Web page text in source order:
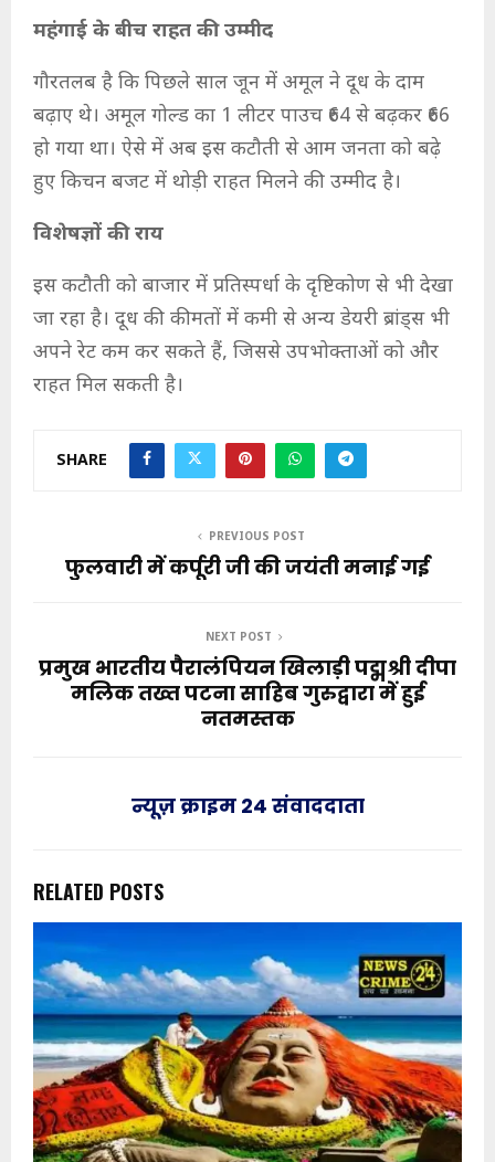
महंगाई के बीच राहत की उम्मीद
गौरतलब है कि पिछले साल जून में अमूल ने दूध के दाम
बढ़ाए थे। अमूल गोल्ड का 1 लीटर पाउच ₹64 से बढ़कर ₹66
हो गया था। ऐसे में अब इस कटौती से आम जनता को बढ़े
हुए किचन बजट में थोड़ी राहत मिलने की उम्मीद है।
विशेषज्ञों की राय
इस कटौती को बाजार में प्रतिस्पर्धा के दृष्टिकोण से भी देखा
जा रहा है। दूध की कीमतों में कमी से अन्य डेयरी ब्रांड्स भी
अपने रेट कम कर सकते हैं, जिससे उपभोक्ताओं को और
राहत मिल सकती है।
SHARE
PREVIOUS POST
फुलवारी में कर्पूरी जी की जयंती मनाई गई
NEXT POST
प्रमुख भारतीय पैरालंपियन खिलाड़ी पद्मश्री दीपा
मलिक तख्त पटना साहिब गुरुद्वारा में हुई
नतमस्तक
न्यूज़ क्राइम 24 संवाददाता
RELATED POSTS